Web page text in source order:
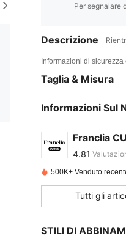
Per segnalare
Descrizione
Informazioni di sicurezza
Taglia & Misura
Informazioni Sul
Franclia
4.81
4.81
s***i
4.81
500K+ Venduto
Tutti gli
STILI DI